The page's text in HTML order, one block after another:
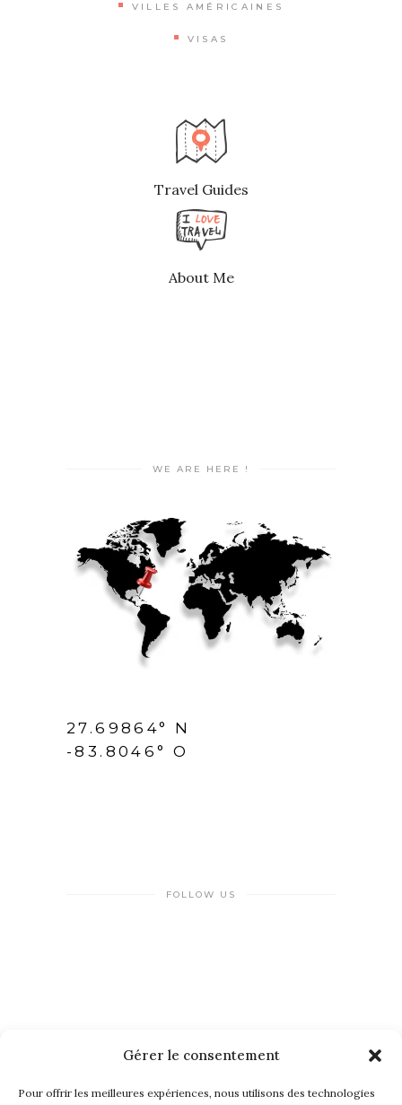
Gérer le consentement
Pour offrir les meilleures expériences, nous utilisons des technologies
VILLES AMÉRICAINES
VISAS
Travel Guides
About Me
WE ARE HERE !
27.69864° N
-83.8046° O
FOLLOW US